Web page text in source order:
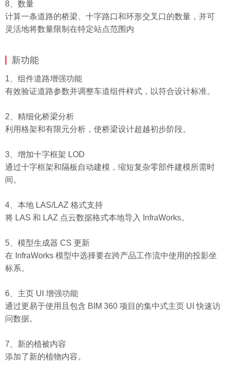
8、数量
计算一条道路的桥梁、十字路口和环形交叉口的数量，并可
灵活地将数量限制在特定站点范围内
新功能
1、组件道路增强功能
有效验证道路参数并调整车道组件样式，以符合设计标准。
2、精细化桥梁分析
利用格架和有限元分析，使桥梁设计超越初步阶段。
3、增加十字框架 LOD
通过十字框架和隔板自动建模，缩短复杂零部件建模所需时
间。
4、本地 LAS/LAZ 格式支持
将 LAS 和 LAZ 点云数据格式本地导入 InfraWorks。
5、模型生成器 CS 更新
在 InfraWorks 模型中选择要在跨产品工作流中使用的投影坐
标系。
6、主页 UI 增强功能
通过更易于使用且包含 BIM 360 项目的集中式主页 UI 快速访
问数据。
7、新的植被内容
添加了新的植物内容。